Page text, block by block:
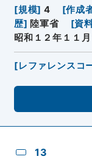
[規模] 4 [作成
歴] 陸軍省 [資
昭和１２年１１月
[レファレンスコ
13